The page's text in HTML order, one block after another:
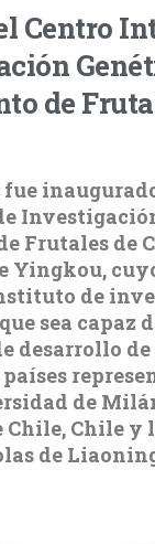
Centro
de
Frutales de
Yingkou,
de
sea capaz
desarrollo
de
Chile y
de